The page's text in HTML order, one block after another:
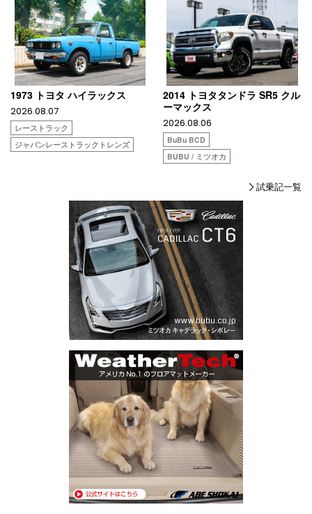
1973 トヨタ ハイラックス
2026.08.07
レーストラック
ジャパンレーストラックトレンズ
2014 トヨタタンドラ SR5 クル
ーマックス
2026.08.06
BuBu BCD
BUBU / ミツオカ
試乗記一覧